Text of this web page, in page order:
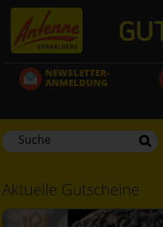
Direkt
Inhalt
NEWSLETTER-
ANMELDUNG
Aktuelle Gutscheine